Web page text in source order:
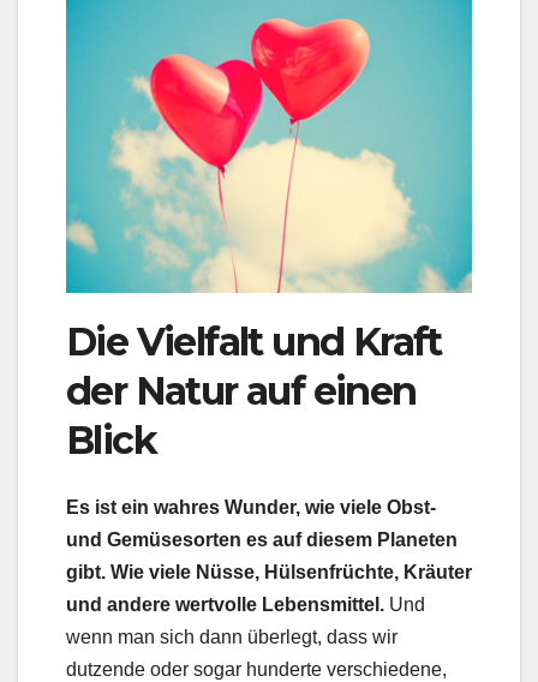
Die Vielfalt und Kraft
der Natur auf einen
Blick
Es ist ein wahres Wunder, wie viele Obst-
und Gemüsesorten es auf diesem Planeten
gibt. Wie viele Nüsse, Hülsenfrüchte, Kräuter
und andere wertvolle Lebensmittel. Und
wenn man sich dann überlegt, dass wir
dutzende oder sogar hunderte verschiedene,